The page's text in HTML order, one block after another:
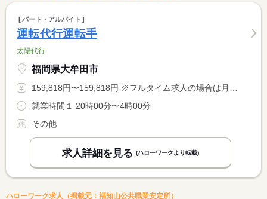
パート・アルバイト
運転代行運転手
太陽代行
福岡県大牟田市
159,818円〜159,818円 ※フルタイム求人の場合は月額（換算額）、パート求人の場合は時間額を表示しています。
就業時間１ 20時00分〜4時00分
その他
求人詳細を見る (ハローワークより転載)
ハローワーク求人（掲載元：福知山公共職業安定所）